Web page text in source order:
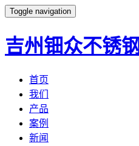
Toggle navigation
吉州钿众不锈钢
首页
我们
产品
案例
新闻